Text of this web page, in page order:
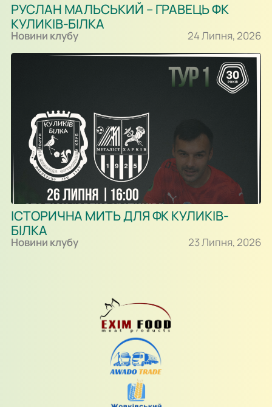
РУСЛАН МАЛЬСЬКИЙ – ГРАВЕЦЬ ФК
КУЛИКІВ-БІЛКА
Новини клубу 24 Липня, 2026
ІСТОРИЧНА МИТЬ ДЛЯ ФК КУЛИКІВ-
БІЛКА
Новини клубу 23 Липня, 2026